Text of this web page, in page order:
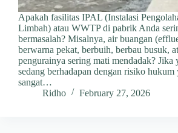
Apakah fasilitas IPAL (Instalasi
Limbah) atau WWTP di pabrik Anda
bermasalah? Misalnya, air buangan
berwarna pekat, berbuih, berbau busuk,
pengurainya sering mati mendadak? Jika
sedang berhadapan dengan risiko hukum
sangat…
Ridho
February 27, 2026